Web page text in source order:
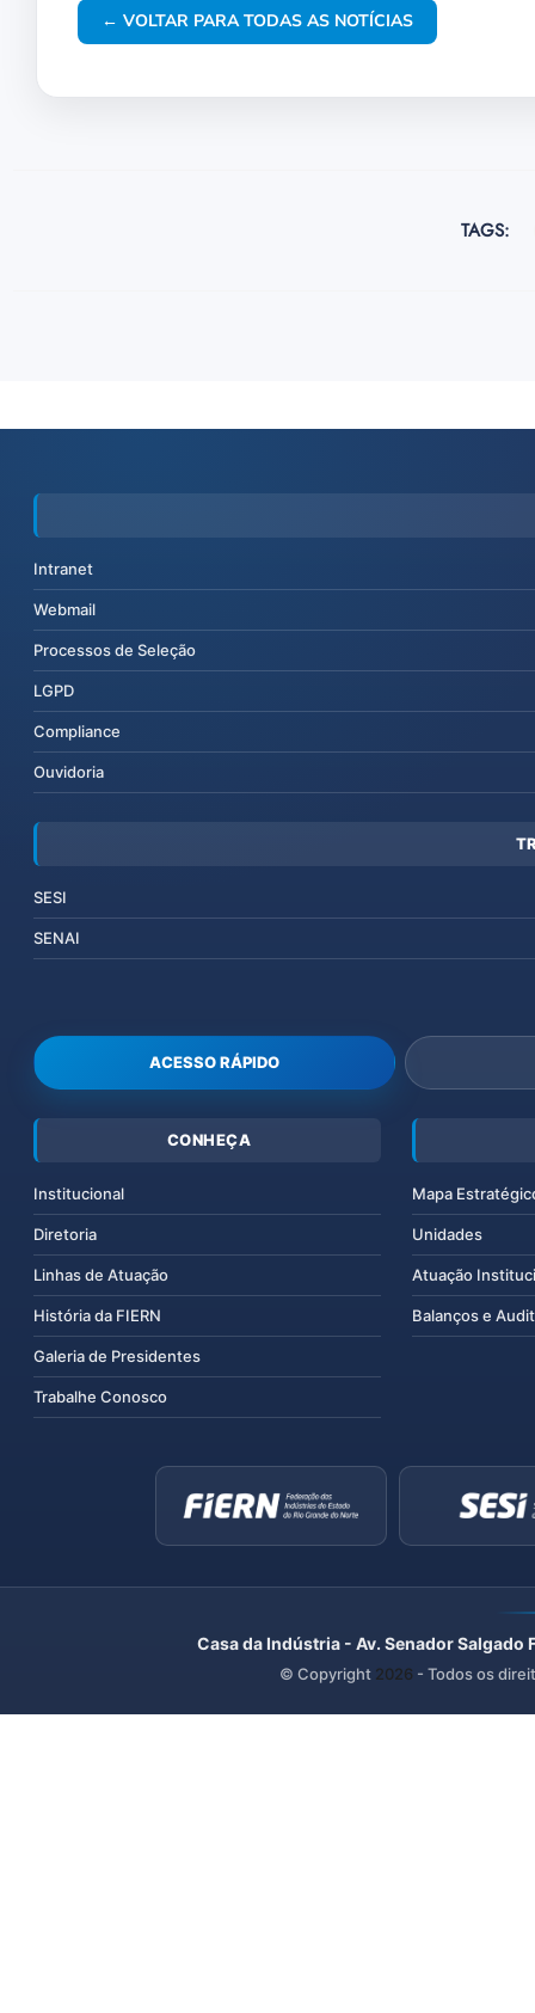
← VOLTAR PARA TODAS AS NOTÍCIAS
TAGS:
Intranet
Webmail
Processos de Seleção
LGPD
Compliance
Ouvidoria
SESI
SENAI
ACESSO RÁPIDO
CONHEÇA
Institucional
Diretoria
Linhas de Atuação
História da FIERN
Galeria de Presidentes
Trabalhe Conosco
Mapa
Unidades
Atuação
Balanços e
Casa da Indústria - Av. Senador
© Copyright 2026 - Todos os